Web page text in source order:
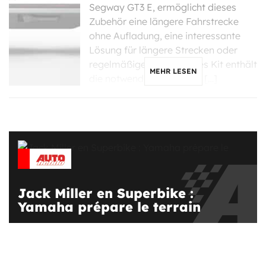
Segway GT3 E, ermöglicht dieses
Zubehör eine längere Fahrstrecke
ohne Aufladung, eine interessante
Lösung für längere Strecken oder
regelmäßige Nutzer. Jedes Kit enthält
MEHR LESEN
Jack Miller en Superbike :
Yamaha prépare le terrain